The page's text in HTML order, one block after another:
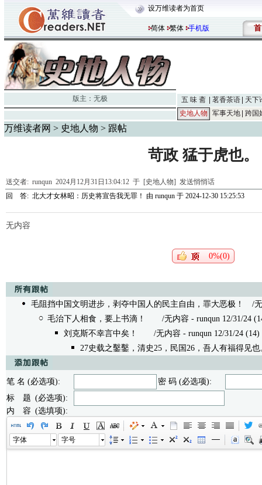
设万维读者为首页
简体 繁体 手机版 首
版主： 无极 五 味 斋 茗香茶语
天下
史地人物
军事天地 跨国
万维读者网 > 史地人物 > 跟帖
苛政 猛于虎也。
送交者: runqun 2024月12月31日13:04:12 于 [史地人物] 发送悄悄话
回 答: 北大才女林昭：历史将宣告我无罪！ 由 runqun 于 2024-12-30 15:25:53
无内容
0%(0)
毛阻挡中国文明进步，剥夺中国人的民主自由，罪大恶极！
/无
毛治下人相食，要上书滴！
/无内容 - runqun 12/31/24
刘克斯不幸言中矣！
/无内容 - runqun 12/31/24 (14)
27史载之鑿鑿，清史25，民国26，吾人有福得见也
笔 名 (必选项):
密 码 (必选项):
标 题 (必选项):
内 容 (选填项):
字体 字号